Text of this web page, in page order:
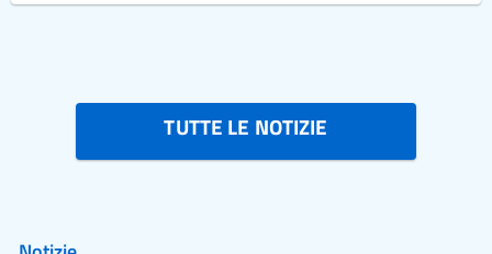
TUTTE LE NOTIZIE